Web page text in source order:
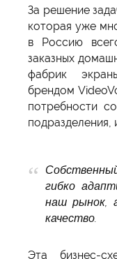
За решение
которая уже
в Россию
заказных
фабрик
брендом
потребности
гибко
наш рынок,
качество.
Эта бизнес-